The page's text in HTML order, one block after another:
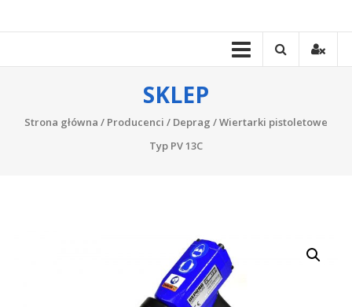
SKLEP
Strona główna / Producenci / Deprag / Wiertarki pistoletowe
Typ PV 13C